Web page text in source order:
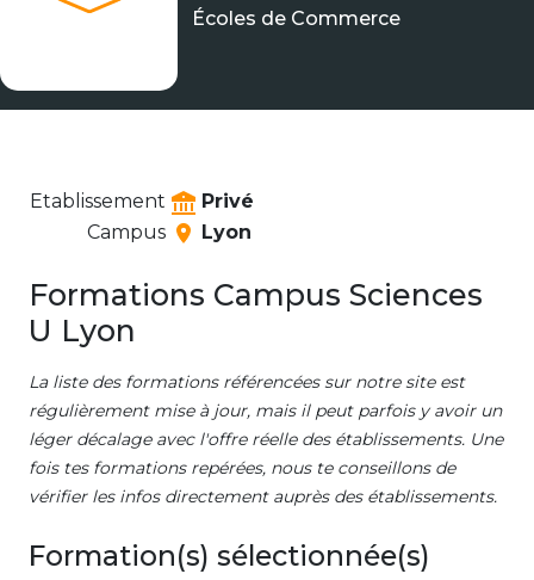
Écoles de Commerce
Etablissement
Privé
Campus
Lyon
Formations Campus Sciences
U Lyon
La liste des formations référencées sur notre site est
régulièrement mise à jour, mais il peut parfois y avoir un
léger décalage avec l'offre réelle des établissements. Une
fois tes formations repérées, nous te conseillons de
vérifier les infos directement auprès des établissements.
Formation(s) sélectionnée(s)